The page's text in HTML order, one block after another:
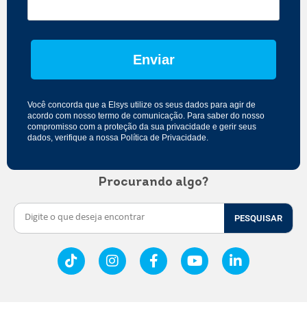
Enviar
Você concorda que a Elsys utilize os seus dados para agir de
acordo com nosso termo de comunicação . Para saber do nosso
compromisso com a proteção da sua privacidade e gerir seus
dados, verifique a nossa Política de Privacidade
Procurando algo?
PESQUISAR